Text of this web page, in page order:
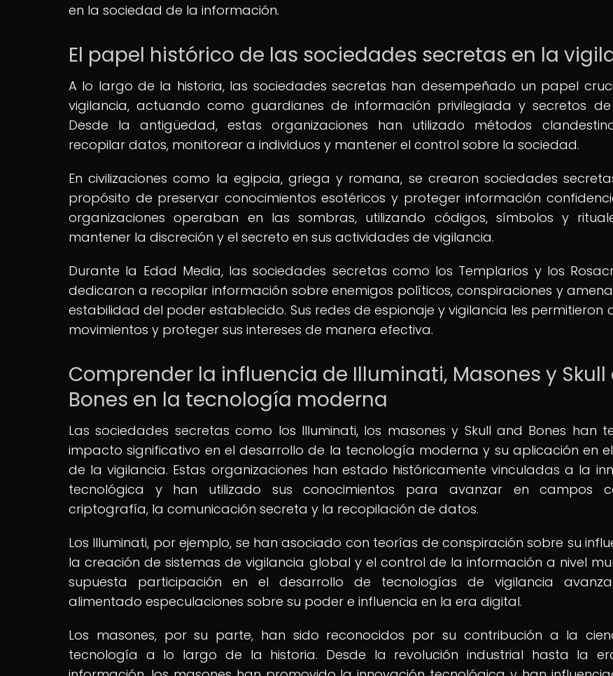
en la sociedad de la información.
El papel histórico de las sociedades secretas en la
A lo largo de la historia, las sociedades secretas han desempeñado un papel
vigilancia, actuando como guardianes de información privilegiada y secretos de
Desde la antigüedad, estas organizaciones han utilizado métodos
recopilar datos, monitorear a individuos y mantener el control sobre la sociedad.
En civilizaciones como la egipcia, griega y romana, se crearon sociedades
propósito de preservar conocimientos esotéricos y proteger información
organizaciones operaban en las sombras, utilizando códigos, símbolos y
mantener la discreción y el secreto en sus actividades de vigilancia.
Durante la Edad Media, las sociedades secretas como los Templarios y los
dedicaron a recopilar información sobre enemigos políticos, conspiraciones y
estabilidad del poder establecido. Sus redes de espionaje y vigilancia les permitieron
movimientos y proteger sus intereses de manera efectiva.
Comprender la influencia de Illuminati, Masones y Skull
Bones en la tecnología moderna
Las sociedades secretas como los Illuminati, los masones y Skull and Bones han
impacto significativo en el desarrollo de la tecnología moderna y su aplicación en
de la vigilancia. Estas organizaciones han estado históricamente vinculadas a la
tecnológica y han utilizado sus conocimientos para avanzar en campos
criptografía, la comunicación secreta y la recopilación de datos.
Los Illuminati, por ejemplo, se han asociado con teorías de conspiración sobre su
la creación de sistemas de vigilancia global y el control de la información a nivel
supuesta participación en el desarrollo de tecnologías de vigilancia
alimentado especulaciones sobre su poder e influencia en la era digital.
Los masones, por su parte, han sido reconocidos por su contribución a la
tecnología a lo largo de la historia. Desde la revolución industrial hasta la